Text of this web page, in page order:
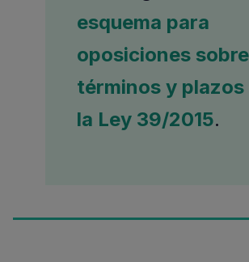
esquema para
oposiciones
términos y plazos
la Ley 39/2015.